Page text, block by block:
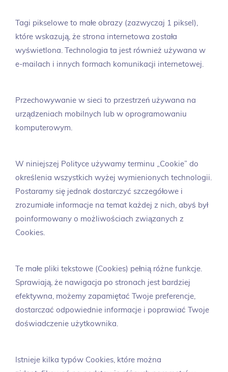
Tagi pikselowe to małe obrazy (zazwyczaj 1 piksel),
które wskazują, że strona internetowa została
wyświetlona. Technologia ta jest również używana w
e-mailach i innych formach komunikacji internetowej.
Przechowywanie w sieci to przestrzeń używana na
urządzeniach mobilnych lub w oprogramowaniu
komputerowym.
W niniejszej Polityce używamy terminu „Cookie” do
określenia wszystkich wyżej wymienionych technologii.
Postaramy się jednak dostarczyć szczegółowe i
zrozumiałe informacje na temat każdej z nich, abyś był
poinformowany o możliwościach związanych z
Cookies.
Te małe pliki tekstowe (Cookies) pełnią różne funkcje.
Sprawiają, że nawigacja po stronach jest bardziej
efektywna, możemy zapamiętać Twoje preferencje,
dostarczać odpowiednie informacje i poprawiać Twoje
doświadczenie użytkownika.
Istnieje kilka typów Cookies, które można